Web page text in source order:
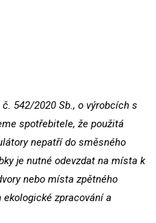
542/2020 Sb., o výrobcích s
spotřebitele, že použitá
nepatří do směsného
je nutné odevzdat na místa k
nebo místa zpětného
zpracování a